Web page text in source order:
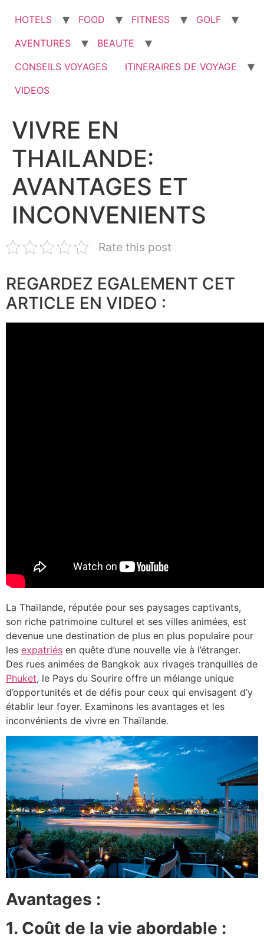
HOTELS FOOD FITNESS
GOLF
AVENTURES
BEAUTE
CONSEILS VOYAGES
ITINERAIRES DE VOYAGE
VIDEOS
VIVRE EN
THAILANDE:
AVANTAGES ET
INCONVENIENTS
Rate this post
REGARDEZ EGALEMENT CET
ARTICLE EN VIDEO :
La Thaïlande, réputée pour ses paysages captivants,
son riche patrimoine culturel et ses villes animées, est
devenue une destination de plus en plus populaire pour
les expatriés en quête d’une nouvelle vie à l’étranger.
Des rues animées de Bangkok aux rivages tranquilles de
Phuket, le Pays du Sourire offre un mélange unique
d’opportunités et de défis pour ceux qui envisagent d’y
établir leur foyer. Examinons les avantages et les
inconvénients de vivre en Thaïlande.
Avantages :
1. Coût de la vie abordable :